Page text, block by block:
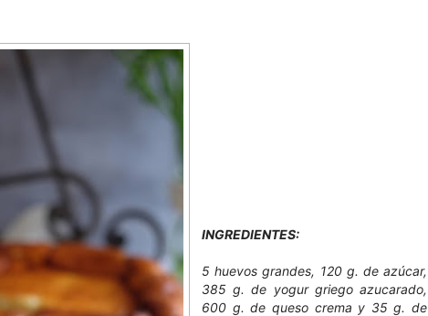
INGREDIENTES:
5 huevos grandes, 120 g. de azúcar,
385 g. de yogur griego azucarado,
600 g. de queso crema y 35 g. de